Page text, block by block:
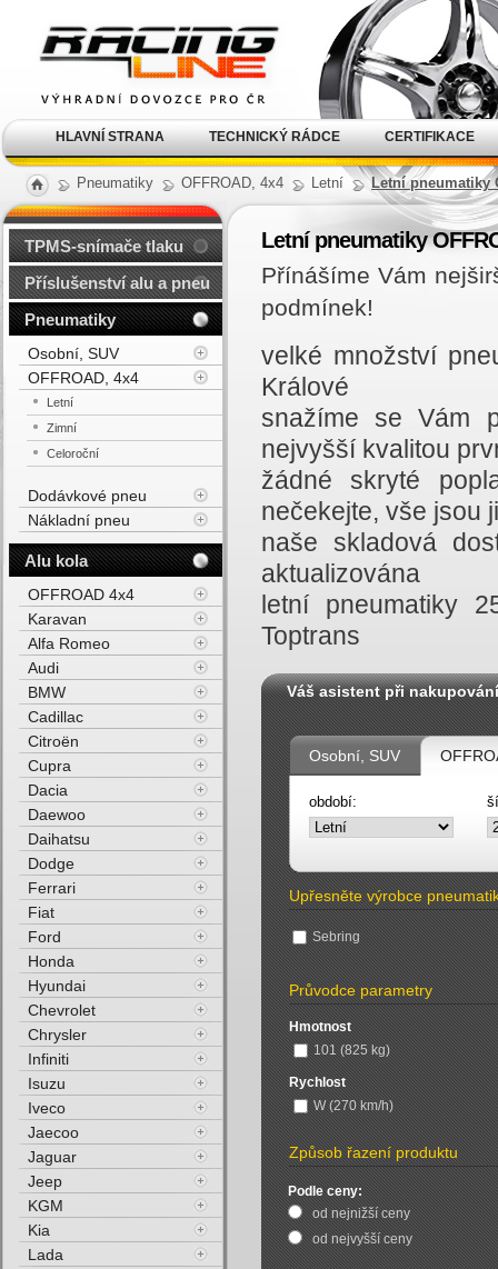
Pneumatiky OFFROAD, 4x4 Letní Letní pneumatiky
Letní pneumatiky
Přínášíme Vám
podmínek!
velké množství
Králové
snažíme se Vám
nejvyšší kvalitou
žádné skryté
nečekejte, vše jsou
naše skladová
aktualizována
letní pneumatiky
Toptrans
Váš asistent při nakupování
Osobní, SUV
období:
Upřesněte výrobce
Sebring
Průvodce parametry
Hmotnost
101 (825 kg)
Rychlost
W (270 km/h)
Způsob řazení produktu
Podle ceny:
od nejnižší ceny
od nejvyšší ceny
TPMS-snímače tlaku
Příslušenství alu a pneu
Pneumatiky
Osobní, SUV
OFFROAD, 4x4
Letní
Zimní
Celoroční
Dodávkové pneu
Nákladní pneu
Alu kola
OFFROAD 4x4
Karavan
Alfa Romeo
Audi
BMW
Cadillac
Citroën
Cupra
Dacia
Daewoo
Daihatsu
Dodge
Ferrari
Fiat
Ford
Honda
Hyundai
Chevrolet
Chrysler
Infiniti
Isuzu
Iveco
Jaecoo
Jaguar
Jeep
KGM
Kia
Lada
kola Racing Line
HLAVNÍ STRANA TECHNICKÝ RÁDCE CERTIFIKACE